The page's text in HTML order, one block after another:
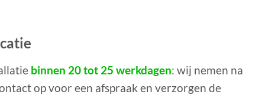
binnen 20 tot 25 werkdagen: wij nemen na
op voor een afspraak en verzorgen de